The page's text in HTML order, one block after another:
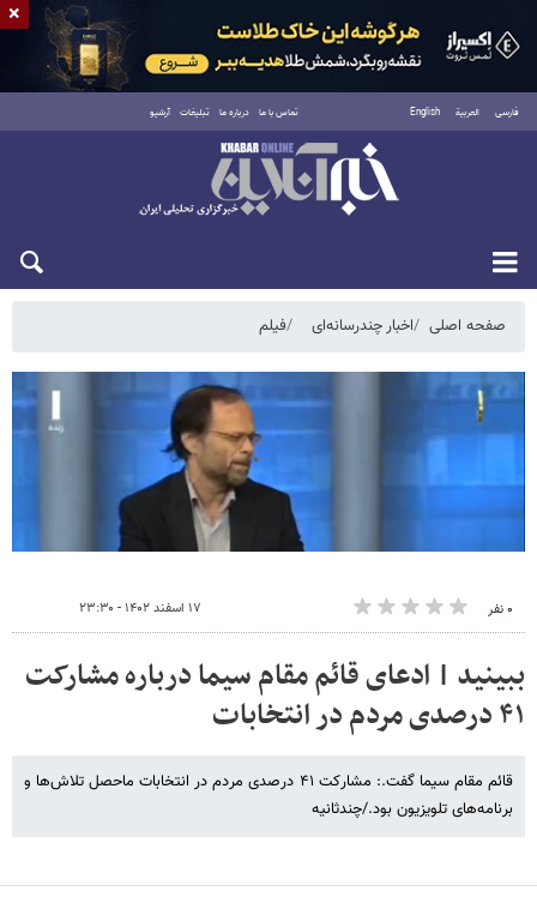
فارسی العربية English تماس با ما درباره ما تبلیغات آرشیو
شنبه ۱۷ مرداد ۱۴۰۵
صفحه اصلی اخبار چندرسانه‌ای فیلم
۰ نفر ۱۷ اسفند ۱۴۰۲ - ۲۳:۳۰
ببینید | ادعای قائم مقام سیما درباره مشارکت
۴۱ درصدی مردم در انتخابات
قائم مقام سیما گفت.: مشارکت ۴۱ درصدی مردم در انتخابات ماحصل تلاش‌ها و
برنامه‌های تلویزیون بود./چندثانیه
×